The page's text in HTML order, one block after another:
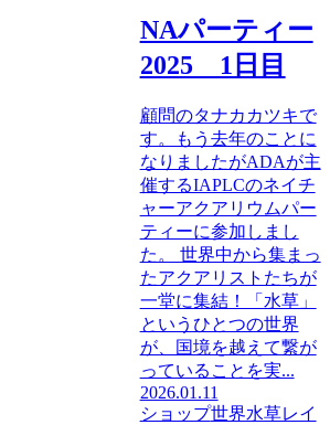
NAパーティー
2025 1日目
顧問のタナカカツキで
す。もう去年のことに
なりましたがADAが主
催するIAPLCのネイチ
ャーアクアリウムパー
ティーに参加しまし
た。 世界中から集まっ
たアクアリストたちが
一堂に集結！「水草」
というひとつの世界
が、国境を越えて繋が
っていることを実...
2026.01.11
ショップ世界水草レイ